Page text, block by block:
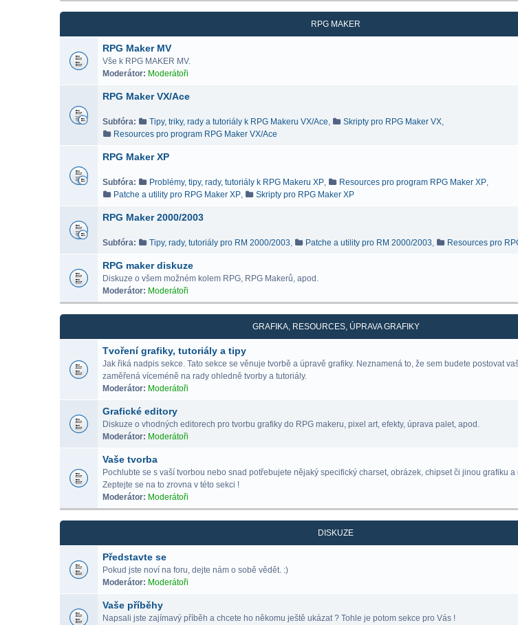
RPG MAKER
RPG Maker MV
Vše k RPG MAKER MV.
Moderátor: Moderátoři
RPG Maker VX/Ace
Subfóra: Tipy, triky, rady a tutoriály k RPG Makeru VX/Ace, Skripty pro RPG Maker VX,
Resources pro program RPG Maker VX/Ace
RPG Maker XP
Subfóra: Problémy, tipy, rady, tutoriály k RPG Makeru XP, Resources pro program RPG Maker XP,
Patche a utility pro RPG Maker XP, Skripty pro RPG Maker XP
RPG Maker 2000/2003
Subfóra: Tipy, rady, tutoriály pro RM 2000/2003, Patche a utility pro RM 2000/2003, Resources pro
RPG maker diskuze
Diskuze o všem možném kolem RPG, RPG Makerů, apod.
Moderátor: Moderátoři
GRAFIKA, RESOURCES, ÚPRAVA GRAFIKY
Tvoření grafiky, tutoriály a tipy
Jak řiká nadpis sekce. Tato sekce se věnuje tvorbě a úpravě grafiky. Neznamená to, že sem budete postovat
zaměřená víceméně na rady ohledně tvorby a tutoriály.
Moderátor: Moderátoři
Grafické editory
Diskuze o vhodných editorech pro tvorbu grafiky do RPG makeru, pixel art, efekty, úprava palet, apod.
Moderátor: Moderátoři
Vaše tvorba
Pochlubte se s vaší tvorbou nebo snad potřebujete nějaký specifický charset, obrázek, chipset či jinou grafiku
Zeptejte se na to zrovna v této sekci !
Moderátor: Moderátoři
DISKUZE
Představte se
Pokud jste noví na foru, dejte nám o sobě vědět. :)
Moderátor: Moderátoři
Vaše příběhy
Napsali jste zajímavý příběh a chcete ho někomu ještě ukázat ? Tohle je potom sekce pro Vás !